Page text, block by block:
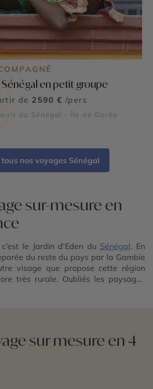
Sénégal en petit groupe
de 2590 € /pers
du Sénégal - Île de Gorée
nos voyages Sénégal
sur-mesure en
le Jardin d’Eden du Sénégal. En
du reste du pays par la Gambie
visage que propose cette région
très rurale. Oubliés les paysages
est omniprésente avec le puissant
de forêts dominées par des
manguiers, fromagers et autres
ou à bord d’une pirogue, on part à la
de leur histoire coloniale
sur mesure en 4